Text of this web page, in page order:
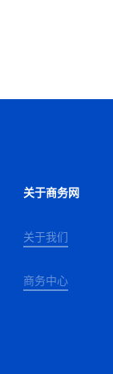
关于商务网
关于我们
商务中心